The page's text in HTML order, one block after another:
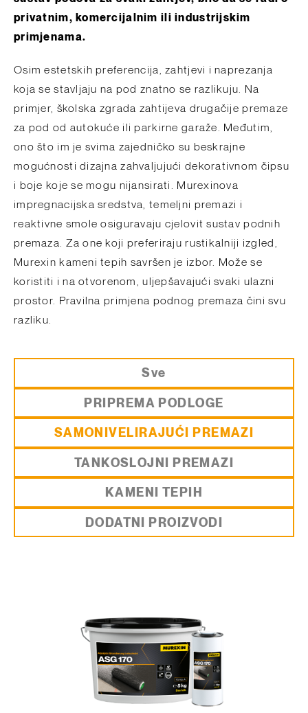
privatnim, komercijalnim ili industrijskim
primjenama.
Osim estetskih preferencija, zahtjevi i naprezanja
koja se stavljaju na pod znatno se razlikuju. Na
primjer, školska zgrada zahtijeva drugačije premaze
za pod od autokuće ili parkirne garaže. Međutim,
ono što im je svima zajedničko su beskrajne
mogućnosti dizajna zahvaljujući dekorativnom čipsu
i boje koje se mogu nijansirati. Murexinova
impregnacijska sredstva, temeljni premazi i
reaktivne smole osiguravaju cjelovit sustav podnih
premaza. Za one koji preferiraju rustikalniji izgled,
Murexin kameni tepih savršen je izbor. Može se
koristiti i na otvorenom, uljepšavajući svaki ulazni
prostor. Pravilna primjena podnog premaza čini svu
razliku.
Sve
PRIPREMA PODLOGE
SAMONIVELIRAJUĆI PREMAZI
TANKOSLOJNI PREMAZI
KAMENI TEPIH
DODATNI PROIZVODI